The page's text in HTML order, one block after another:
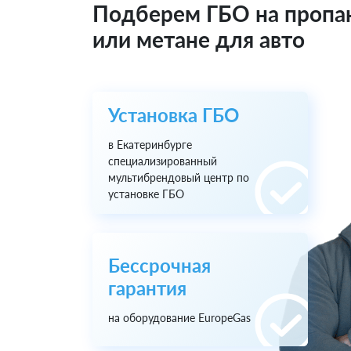
Подберем ГБО на
или метане для авто
Установка ГБО
в Екатеринбурге
специализированный
мультибрендовый центр по
установке ГБО
Бессрочная
гарантия
на оборудование EuropeGas